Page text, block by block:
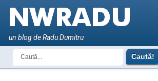
un blog de Radu Dumitru